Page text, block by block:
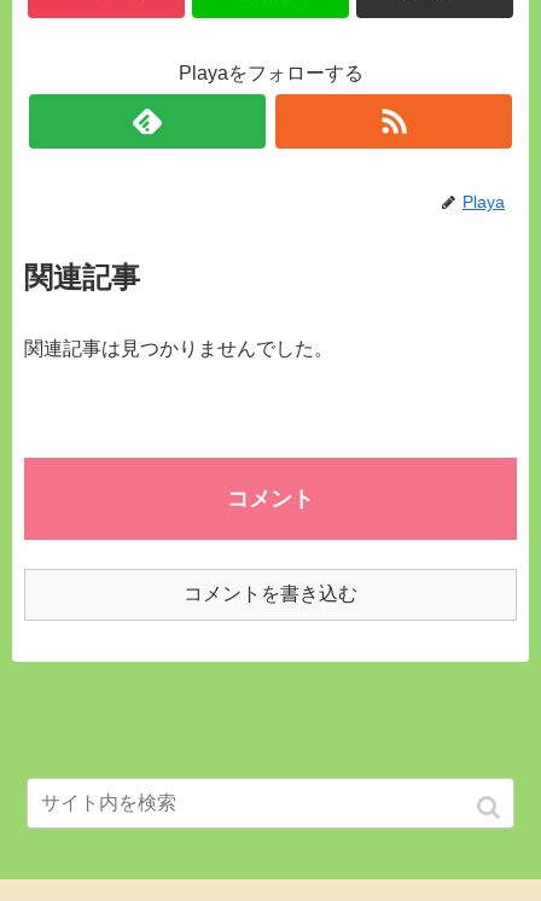
Playaをフォローする
Playa
関連記事
関連記事は見つかりませんでした。
コメント
コメントを書き込む